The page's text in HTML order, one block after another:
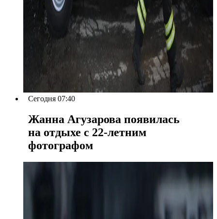
Сегодня 07:40
Жанна Агузарова появилась
на отдыхе с 22-летним
фотографом